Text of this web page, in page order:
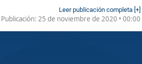
Leer publicación completa [+]
25 de noviembre de 2020 • 00:00